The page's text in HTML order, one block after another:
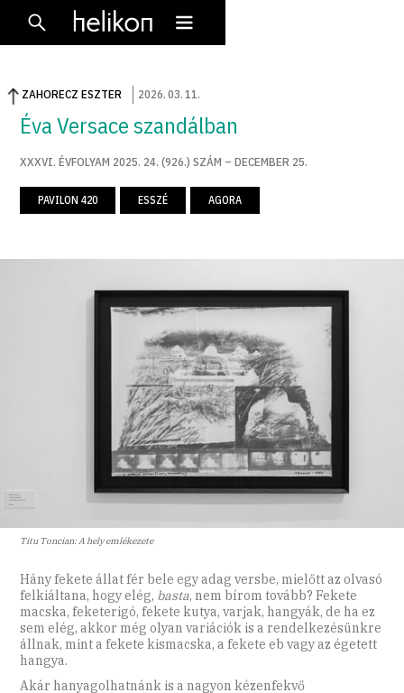
ZAHORECZ ESZTER 2026.03. 11.
Éva Versace szandálban
XXXVI. ÉVFOLYAM 2025. 24. (926.) SZÁM – DECEMBER 25.
PAVILON 420 ESSZÉ AGORA
Titu Toncian: A hely emlékezete
Hány fekete állat fér bele egy adag versbe, mielőtt az olvasó
felkiáltana, hogy elég, basta, nem bírom tovább? Fekete
macska, feketerigó, fekete kutya, varjak, hangyák, de ha ez
sem elég, akkor még olyan variációk is a rendelkezésünkre
állnak, mint a fekete kismacska, a fekete eb vagy az égetett
hangya.
Akár hanyagolhatnánk is a nagyon kézenfekvő